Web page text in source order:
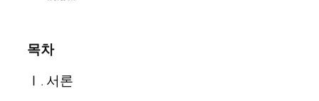
목차
Ⅰ. 서론